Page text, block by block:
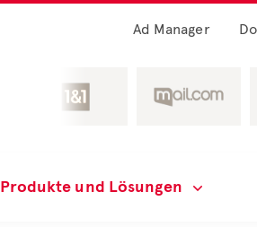
Ad Manager
Produkte und Lösungen